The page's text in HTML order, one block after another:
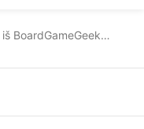
BoardGameGeek…